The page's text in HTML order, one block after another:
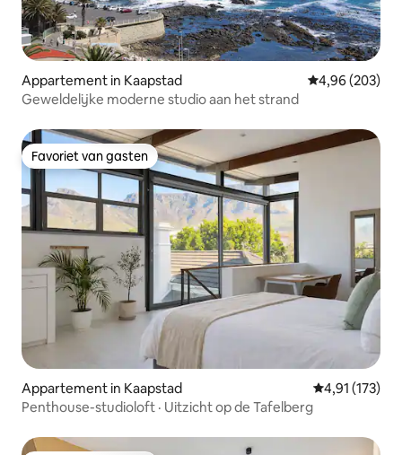
Appartement in Kaapstad Gemiddelde
4,96 (203)
Geweldelijke moderne studio aan het strand
Favoriet van gasten
Favoriet van gasten
Appartement in Kaapstad Gemiddelde
4,91 (173)
Penthouse-studioloft · Uitzicht op de Tafelberg